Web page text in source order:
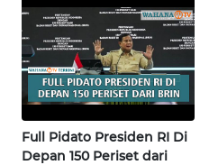
Full Pidato Presiden RI Di
Depan 150 Periset dari
WN
NUSANTARA
JOGJA